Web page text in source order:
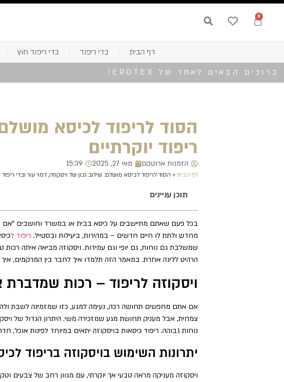
0
דף הבית בדי ריפוד בדי ריפוד חוץ
ברוכים הבאים לאתר של EROTEX!
הסוד לריפוד לכיסא
ריפוד יוקרתיים
הזמנות ארוטקס מאי 27, 2025 15:39
דף הבית» הסוד לריפוד לכיסא מושלם: שילוב נכון של ויסקוזה, דמוי עור ובדי ריפוד
תוכן עניינים
בכל פעם שאתם מתיישבים על כיסא בבית או במשרד וחושבים "אם
מחדש ולתת לו חיים חדשים – במהירות, ביעילות ובסטייל. ריפוד ל
שמשלבת גם נוחות, גם יופי וגם עמידות. ויסקוזה מביאה איתה רכות
הרהיט לליגה אחרת. במאמר הזה תלמדו איך לחבר בין המרקמים,
ויסקוזה לריפוד – רכות שמדברת
אם אתם מחפשים תחושה רכה, נעימה למגע, כזו שמזמינה לשבת
צמחית, אבל מעניק תחושת מגע שמזכירה משי. היתרון הגדול של
נוחות גבוהה. ריפוד כיסאות בויסקוזה יתאים במיוחד לפינות אוכל,
יתרונות השימוש בויסקוזה בריפוד
ויסקוזה מעניקה מראה טבעי אך יוקרתי, עם מגוון רחב של צבעים